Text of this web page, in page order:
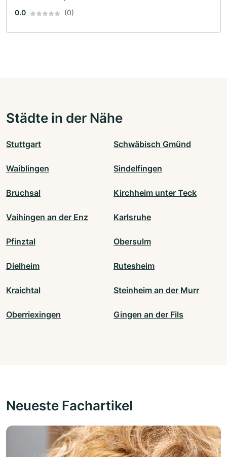
0.0 (0)
Städte in der Nähe
Stuttgart Schwäbisch Gmünd
Waiblingen Sindelfingen
Bruchsal Kirchheim unter Teck
Vaihingen an der Enz Karlsruhe
Pfinztal Obersulm
Dielheim Rutesheim
Kraichtal Steinheim an der Murr
Oberriexingen Gingen an der Fils
Neueste Fachartikel